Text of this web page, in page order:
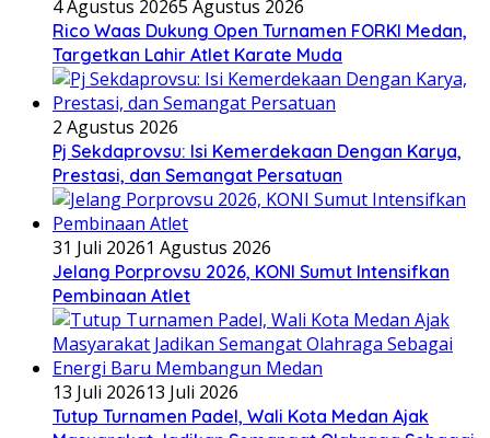
4 Agustus 20265 Agustus 2026
Rico Waas Dukung Open Turnamen FORKI Medan,
Targetkan Lahir Atlet Karate Muda
2 Agustus 2026
Pj Sekdaprovsu: Isi Kemerdekaan Dengan Karya,
Prestasi, dan Semangat Persatuan
31 Juli 20261 Agustus 2026
Jelang Porprovsu 2026, KONI Sumut Intensifkan
Pembinaan Atlet
13 Juli 202613 Juli 2026
Tutup Turnamen Padel, Wali Kota Medan Ajak